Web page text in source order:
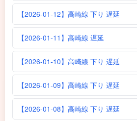
【2026-01-12】高崎線 下り 遅延
【2026-01-11】高崎線 遅延
【2026-01-10】高崎線 下り 遅延
【2026-01-09】高崎線 下り 遅延
【2026-01-08】高崎線 下り 遅延